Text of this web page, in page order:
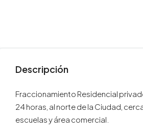
Descripción
Fraccionamiento Residencial
24 horas, al norte de la Ciudad,
escuelas y área comercial.